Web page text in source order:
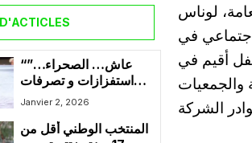
“عاش… الصحراء…”
استفزازات و تصرفات
غير لائقة من قبل المغاربة
Janvier 2, 2026
المنتخب الوطني أقل من
لوناس
في
أقيم في
والجمعيات